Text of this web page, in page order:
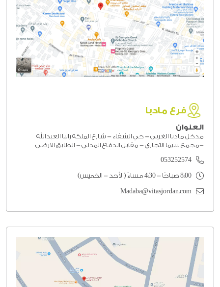
فرع مادبا
العنوان
مدخل مادبا الغربي - حي الشفاء - شارع الملكه رانيا العبدالله
-مجمع سيما التجاري - مقابل الدفاع المدني - الطابق الارضي
053252574
8:00 صباحًا - 4:30 مساءً (الأحد - الخميس)
Madaba@vitasjordan.com